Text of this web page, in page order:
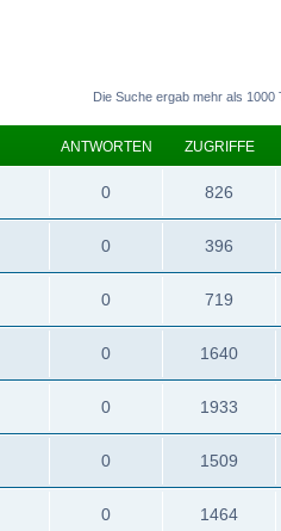
Die Suche ergab mehr als 1000
ANTWORTEN ZUGRIFFE
0 826
0 396
0 719
0 1640
0 1933
0 1509
0 1464